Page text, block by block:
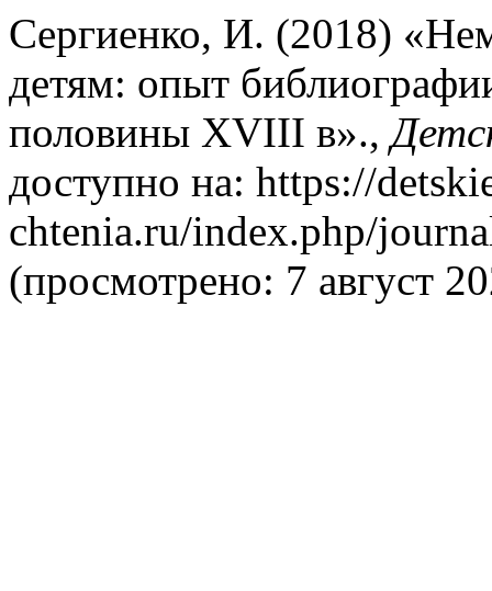
Сергиенко, И. (2018)
детям: опыт
половины XVIII в».,
доступно на: https://
chtenia.ru/index.php/
(просмотрено: 7 август